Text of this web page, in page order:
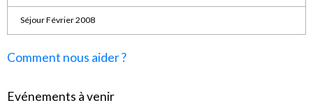
Séjour Février 2008
Comment nous aider ?
Evénements à venir